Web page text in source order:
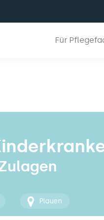
Für
Plauen